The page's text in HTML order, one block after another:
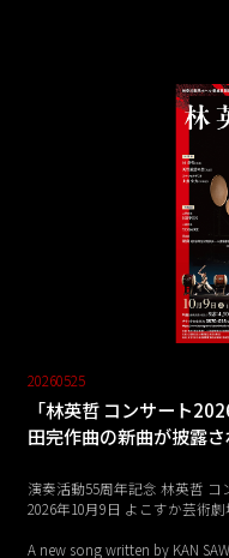
20260525
「林英哲 コンサート
田完作曲の新曲が披露
演奏活動55周年記念 林英哲
2026年10月9日 よこすか芸術劇
A new song written by KAN